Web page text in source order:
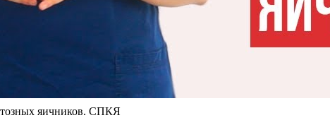
яичников. СПКЯ